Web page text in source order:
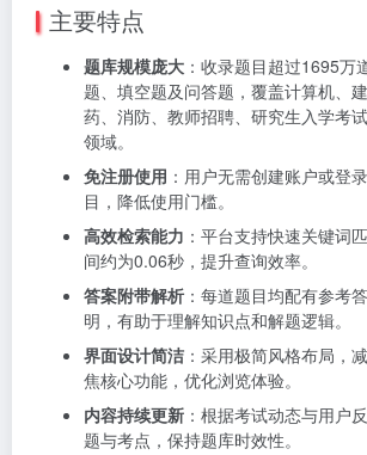
主要特点
题库规模庞大 ：收录题目超过1695万
题、填空题及问答题，覆盖计算机、
药、消防、教师招聘、研究生入学考
领域。
免注册使用 ：用户无需创建账户或登
目，降低使用门槛。
高效检索能力 ：平台支持快速关键词
间约为0.06秒，提升查询效率。
答案附带解析 ：每道题目均配有参考
明，有助于理解知识点和解题逻辑。
界面设计简洁 ：采用极简风格布局，
焦核心功能，优化浏览体验。
内容持续更新 ：根据考试动态与用户
题与考点，保持题库时效性。